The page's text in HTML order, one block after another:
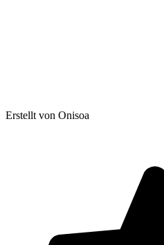
Erstellt von Onisoa